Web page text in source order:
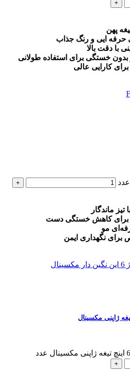
پهن
ایی و رنگ جذاب
با دقت بالا
خستگی برای استفاده طولانی
ماندگار
برای کاهش خستگی دست
مو
نگهداری ایمن